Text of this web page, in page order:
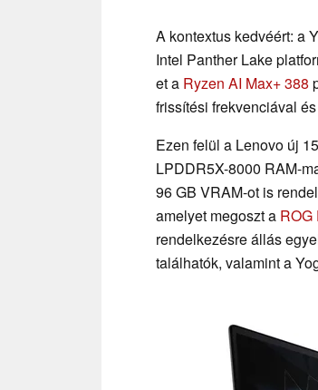
A kontextus kedvéért: a
Intel Panther Lake
et a Ryzen AI Max+ 388
frissítési frekvenciával
Ezen felül a Lenovo új
LPDDR5X-8000 RAM-
96 GB VRAM-ot is
amelyet megoszt a ROG
rendelkezésre állás
találhatók, valamint a